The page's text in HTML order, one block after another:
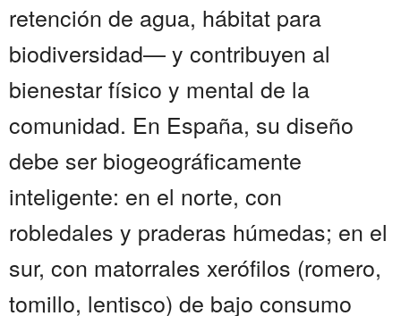
retención de agua, hábitat para
biodiversidad— y contribuyen al
bienestar físico y mental de la
comunidad. En España, su diseño
debe ser biogeográficamente
inteligente: en el norte, con
robledales y praderas húmedas; en el
sur, con matorrales xerófilos (romero,
tomillo, lentisco) de bajo consumo